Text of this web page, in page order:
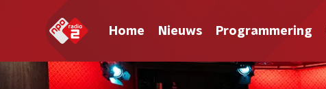
Home Nieuws Programmering